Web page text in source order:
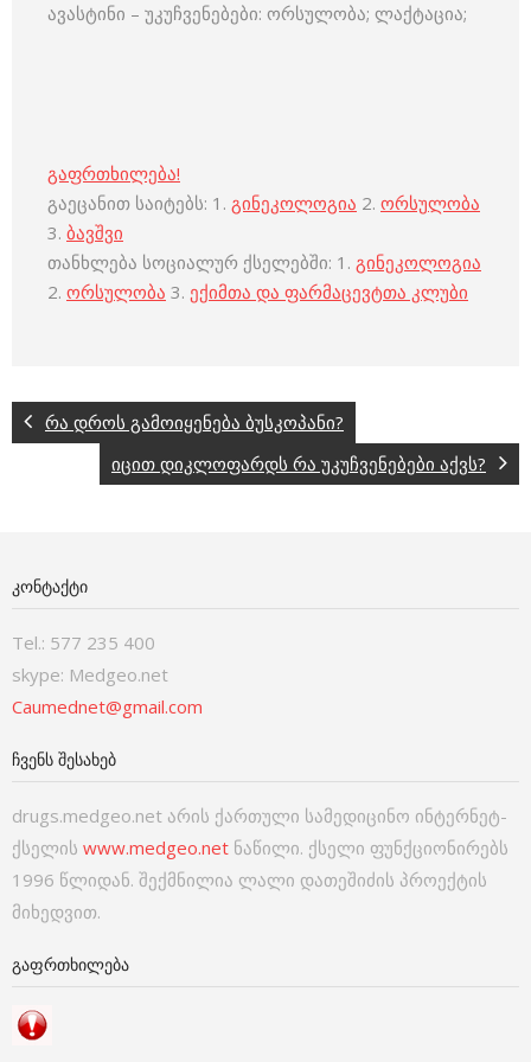
ავასტინი – უკუჩვენებები: ორსულობა; ლაქტაცია;
გაფრთხილება!
გაეცანით საიტებს: 1. გინეკოლოგია 2. ორსულობა
3. ბავშვი
თანხლება სოციალურ ქსელებში: 1. გინეკოლოგია
2. ორსულობა 3. ექიმთა და ფარმაცევტთა კლუბი
რა დროს გამოიყენება ბუსკოპანი?
იცით დიკლოფარდს რა უკუჩვენებები აქვს?
ᲙᲝᲜᲢᲐᲥᲢᲘ
Tel.: 577 235 400
skype: Medgeo.net
Caumednet@gmail.com
ᲩᲕᲔᲜᲡ ᲨᲔᲡᲐᲮᲔᲑ
drugs.medgeo.net არის ქართული სამედიცინო ინტერნეტ-
ქსელის www.medgeo.net ნაწილი. ქსელი ფუნქციონირებს
1996 წლიდან. შექმნილია ლალი დათეშიძის პროექტის
მიხედვით.
ᲒᲐᲤᲠᲗᲮᲘᲚᲔᲑᲐ